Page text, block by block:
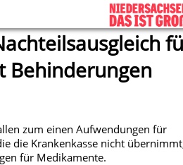
Behinderungen
zum einen Aufwendungen für
die Krankenkasse nicht
für Medikamente.